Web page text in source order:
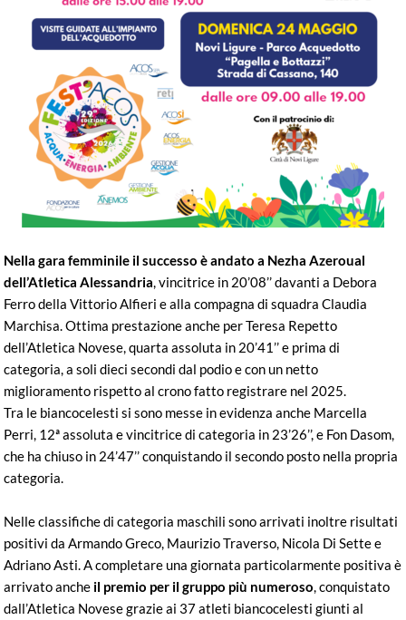
Nella gara femminile il successo è andato a Nezha Azeroual
dell’Atletica Alessandria , vincitrice in 20’08’’ davanti a Debora
Ferro della Vittorio Alfieri e alla compagna di squadra Claudia
Marchisa. Ottima prestazione anche per Teresa Repetto
dell’Atletica Novese, quarta assoluta in 20’41’’ e prima di
categoria, a soli dieci secondi dal podio e con un netto
miglioramento rispetto al crono fatto registrare nel 2025.
Tra le biancocelesti si sono messe in evidenza anche Marcella
Perri, 12ª assoluta e vincitrice di categoria in 23’26’’, e Fon Dasom,
che ha chiuso in 24’47’’ conquistando il secondo posto nella propria
categoria.
Nelle classifiche di categoria maschili sono arrivati inoltre risultati
positivi da Armando Greco, Maurizio Traverso, Nicola Di Sette e
Adriano Asti. A completare una giornata particolarmente positiva è
arrivato anche il premio per il gruppo più numeroso , conquistato
dall’Atletica Novese grazie ai 37 atleti biancocelesti giunti al